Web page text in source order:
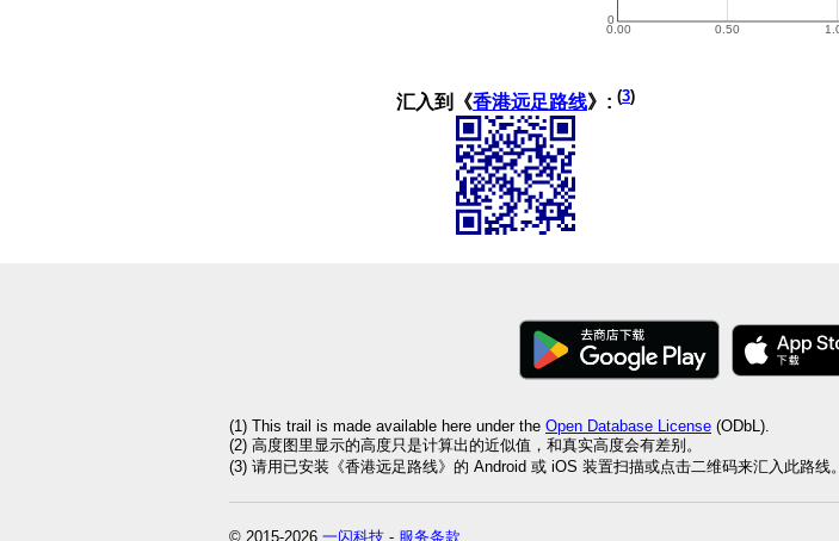
汇入到《香港远足路线》: (3)
(1) This trail is made available here under the Open Database License (ODbL).
(2) 高度图里显示的高度只是计算出的近似值，和真实高度会有差别。
(3) 请用已安装《香港远足路线》的 Android 或 iOS 装置扫描或点击二维码来汇入此路线。
© 2015-2026 一闪科技 - 服务条款